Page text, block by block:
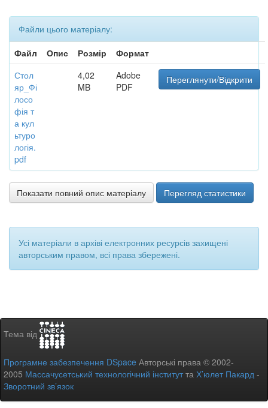
Файли цього матеріалу:
Файл
Опис Розмір
Формат
Стол
яр_Фі
лосо
фія т
а кул
ьтуро
логія.
pdf
4,02
MB
Adobe
PDF
Переглянути/Відкрити
Показати повний опис матеріалу Перегляд статистики
Усі матеріали в архіві електронних ресурсів захищені
авторським правом, всі права збережені.
Тема від
Програмне забезпечення DSpace Авторські права © 2002-
2005 Массачусетський технологічний інститутта Х’юлет Пакард -
Зворотний зв’язок